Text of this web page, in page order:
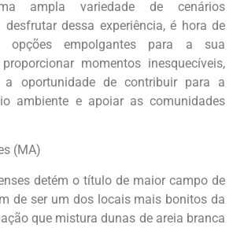
ampla variedade de cenários
desfrutar dessa experiência, é hora de
opções empolgantes para a sua
momentos inesquecíveis,
oportunidade de contribuir para a
ambiente e apoiar as comunidades
(MA)
detém o título de maior campo de
de ser um dos locais mais bonitos da
que mistura dunas de areia branca